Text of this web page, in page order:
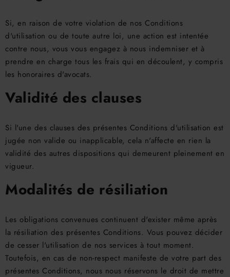
Si, en raison de votre violation de nos Conditions
d'utilisation ou de toute autre loi, une action est intentée
contre nous, vous vous engagez à nous indemniser et à
prendre en charge tous les frais qui en découlent, y compris
les honoraires d'avocats.
Validité des clauses
Si l'une des clauses des présentes Conditions d'utilisation est
jugée non valide ou inapplicable, cela n'affecte en rien la
validité des autres dispositions qui demeurent pleinement en
vigueur.
Modalités de résiliation
Les obligations convenues continuent d'exister même après
la résiliation des présentes Conditions. Vous pouvez décider
de cesser l'utilisation de nos services à tout moment.
Toutefois, en cas de non-respect manifeste de votre part des
présentes Conditions, nous nous réservons le droit de mettre